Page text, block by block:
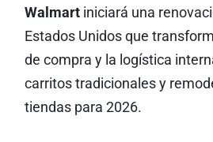
Walmartiniciará una
Estados Unidos que
de compra y la logística
carritos tradicionales y
tiendas para 2026.